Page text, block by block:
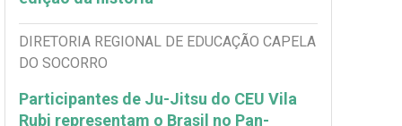
DIRETORIA REGIONAL DE EDUCAÇÃO CAPELA
DO SOCORRO
Participantes de Ju-Jitsu do CEU Vila
Rubi representam o Brasil no Pan-